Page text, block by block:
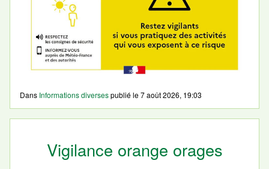
Dans Informations diversespublié le7 août 2026, 19:03
Vigilance orange orages